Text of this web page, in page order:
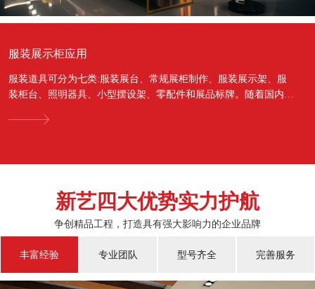
服装展示柜应用
服装道具可分为七类:服装展台、常规展柜制作、服装展示架、服
装柜台、照明器具、小型摆设架、零配件和展品标牌。随着国内经
新艺四大优势实力护航
争创精品工程，打造具有强大影响力的企业品牌
丰富经验 专业团队 型号齐全 完善服务